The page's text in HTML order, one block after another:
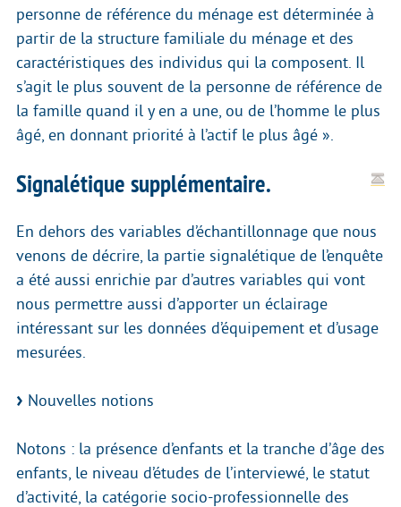
personne de référence du ménage est déterminée à
partir de la structure familiale du ménage et des
caractéristiques des individus qui la composent. Il
s’agit le plus souvent de la personne de référence de
la famille quand il y en a une, ou de l’homme le plus
âgé, en donnant priorité à l’actif le plus âgé ».
Signalétique supplémentaire.
En dehors des variables d’échantillonnage que nous
venons de décrire, la partie signalétique de l’enquête
a été aussi enrichie par d’autres variables qui vont
nous permettre aussi d’apporter un éclairage
intéressant sur les données d’équipement et d’usage
mesurées.
Nouvelles notions
Notons : la présence d’enfants et la tranche d’âge des
enfants, le niveau d’études de l’interviewé, le statut
d’activité, la catégorie socio-professionnelle des